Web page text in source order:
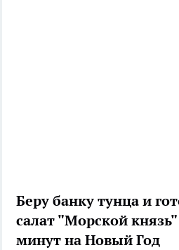
Беру банку тунца и
салат "Морской
минут на Новый Год